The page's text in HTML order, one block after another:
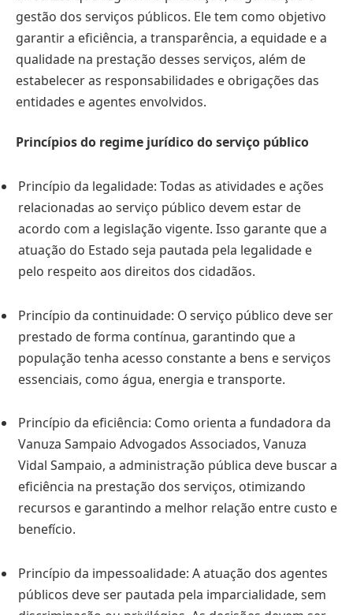
gestão dos serviços públicos. Ele tem como objetivo
garantir a eficiência, a transparência, a equidade e a
qualidade na prestação desses serviços, além de
estabelecer as responsabilidades e obrigações das
entidades e agentes envolvidos.
Princípios do regime jurídico do serviço público
Princípio da legalidade: Todas as atividades e ações
relacionadas ao serviço público devem estar de
acordo com a legislação vigente. Isso garante que a
atuação do Estado seja pautada pela legalidade e
pelo respeito aos direitos dos cidadãos.
Princípio da continuidade: O serviço público deve ser
prestado de forma contínua, garantindo que a
população tenha acesso constante a bens e serviços
essenciais, como água, energia e transporte.
Princípio da eficiência: Como orienta a fundadora da
Vanuza Sampaio Advogados Associados, Vanuza
Vidal Sampaio, a administração pública deve buscar a
eficiência na prestação dos serviços, otimizando
recursos e garantindo a melhor relação entre custo e
benefício.
Princípio da impessoalidade: A atuação dos agentes
públicos deve ser pautada pela imparcialidade, sem